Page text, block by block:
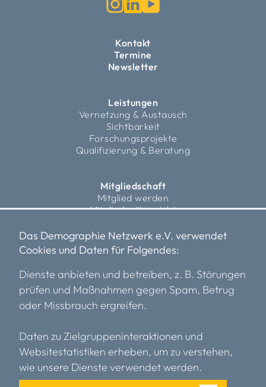
Kontakt
Termine
Newsletter
Leistungen
Vernetzung & Austausch
Sichtbarkeit
Forschungsprojekte
Qualifizierung & Beratung
Mitgliedschaft
Mitglied werden
Mitgliederübersicht
Über uns
Vorstand
Team
Transparenz
Einblicke
Mitglieder
Das Demographie Netzwerk e.V. verwendet
Cookies und Daten für Folgendes:
Dienste anbieten und betreiben, z. B. Störungen
prüfen und Maßnahmen gegen Spam, Betrug
oder Missbrauch ergreifen.
Daten zu Zielgruppeninteraktionen und
Websitestatistiken erheben, um zu verstehen,
wie unsere Dienste verwendet werden.